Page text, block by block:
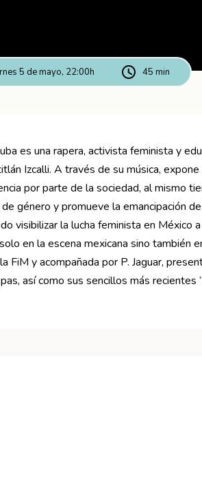
5 de mayo, 22:00h 45 min
es una rapera, activista feminista y
Izcalli. A través de su música,
por parte de la sociedad, al mismo
género y promueve la emancipación
visibilizar la lucha feminista en México
en la escena mexicana sino también
FiM y acompañada por P. Jaguar,
así como sus sencillos más recientes